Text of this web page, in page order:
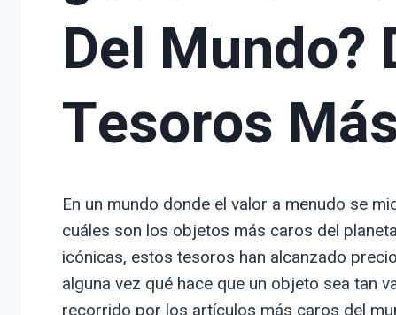
Del Mundo?
Tesoros
En un mundo donde el valor a menudo se
cuáles son los objetos más caros del
icónicas, estos tesoros han alcanzado
alguna vez qué hace que un objeto sea tan
recorrido por los artículos más caros del